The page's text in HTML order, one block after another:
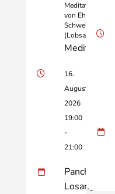
Meditation
von Ehrw. Dr.
Schweiberer
(Lobsang Drime)
Meditation
16.
August
2026
19:00
-
21:00
Panchen
Losang